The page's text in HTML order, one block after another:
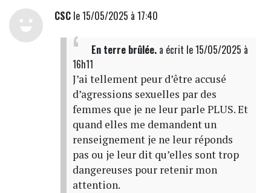
CSCle 15/05/2025 à 17:40
En terre brûlée.a écrit le 15/05/2025 à
16h11
J’ai tellement peur d’être accusé
d’agressions sexuelles par des
femmes que je ne leur parle PLUS. Et
quand elles me demandent un
renseignement je ne leur réponds
pas ou je leur dit qu’elles sont trop
dangereuses pour retenir mon
attention.